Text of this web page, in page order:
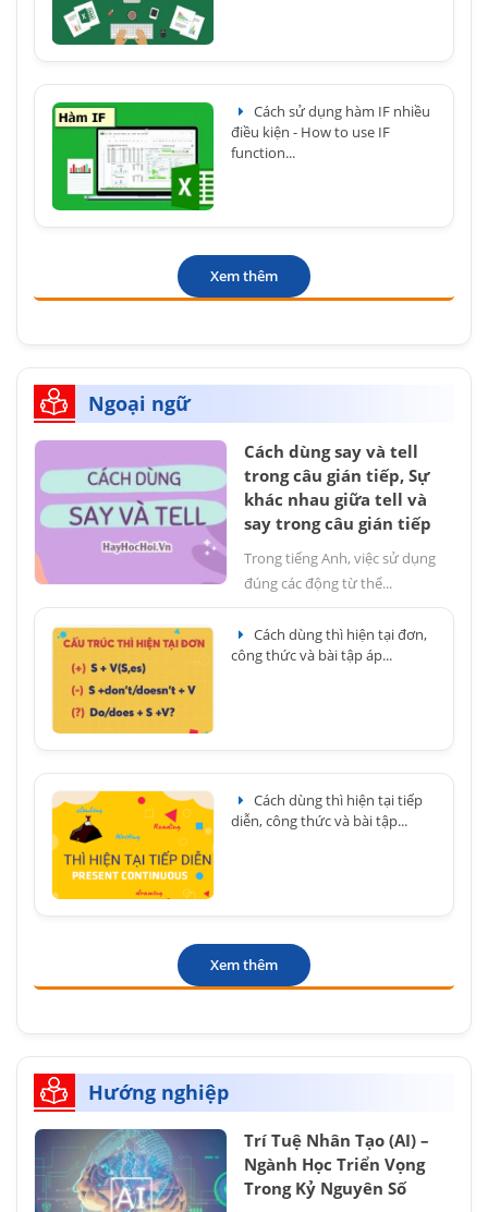
Cách sử dụng hàm IF nhiều
điều kiện - How to use IF
function...
Xem thêm
Ngoại ngữ
Cách dùng say và tell
trong câu gián tiếp, Sự
khác nhau giữa tell và
say trong câu gián tiếp
Trong tiếng Anh, việc sử dụng
đúng các động từ thể...
Cách dùng thì hiện tại đơn,
công thức và bài tập áp...
Cách dùng thì hiện tại tiếp
diễn, công thức và bài tập...
Xem thêm
Hướng nghiệp
Trí Tuệ Nhân Tạo (AI) –
Ngành Học Triển Vọng
Trong Kỷ Nguyên Số